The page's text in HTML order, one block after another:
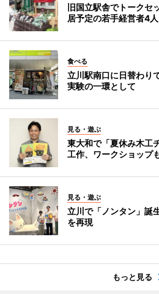
旧国立駅舎でトーク
居予定の若手経営者4人
食べる
立川駅南口に日替わ
実験の一環として
見る・遊ぶ
東大和で「夏休み木
工作、ワークショップ
見る・遊ぶ
立川で「ノンタン」
を再現
もっと見る